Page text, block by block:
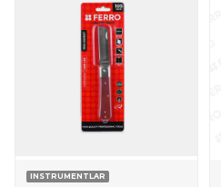
INSTRUMENTLAR